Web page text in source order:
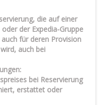
die auf einer
der Expedia-Gruppe
für deren Provision
auch bei
bei Reservierung
erstattet oder